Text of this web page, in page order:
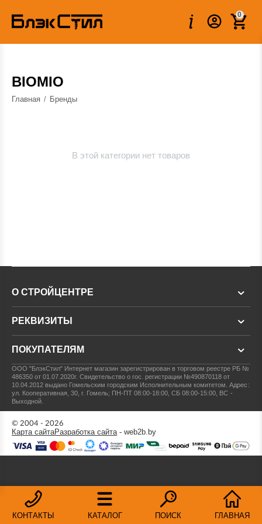
0
BIOMIO
Главная / Бренды
В этой категории нет товаров
КОНТАКТЫ КАТАЛОГ ПОИСК ГЛАВНАЯ
О СТРОЙЦЕНТРЕ
РЕКВИЗИТЫ
ПОКУПАТЕЛЯМ
ООО "БлэкСтил" Интернет магазин зарегистрирован в торговом реестре РБ №
486350 от 01.07.2020г.Свидетельство о гос. регистрации №490870118 от
10.04.2012 выдано Гомельским городским Исполнительным комитетом.Адрес:
ул. Кооперативная, 30, г. Гомель; ПН-ПТ 08:00-18:00, СБ 08:00-15:00, ВС -
Выходной.
© 2004 - 2026
Карта сайтаРазработка сайта- web2b.by